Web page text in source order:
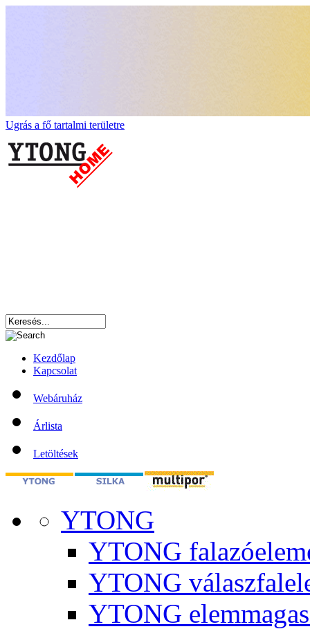
Ugrás a fő tartalmi területre
Kezdőlap
Kapcsolat
Webáruház
Árlista
Letöltések
YTONG
YTONG
YTONG
YTONG